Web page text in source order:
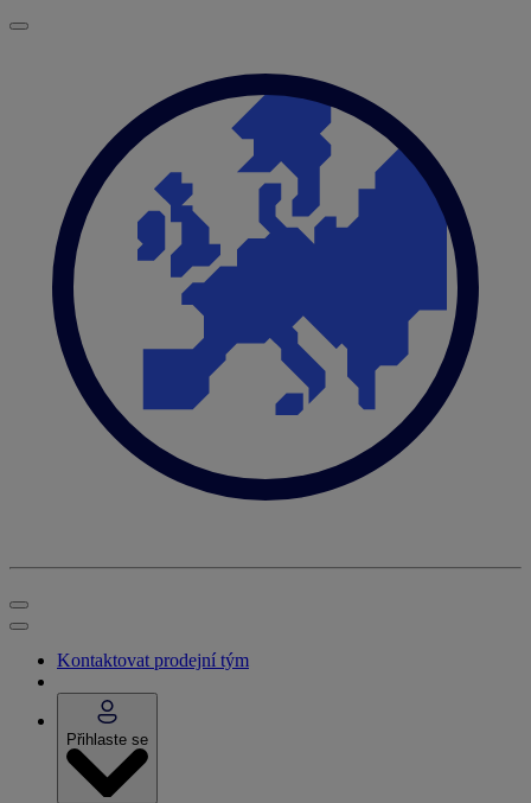
Kontaktovat prodejní tým
Přihlaste se